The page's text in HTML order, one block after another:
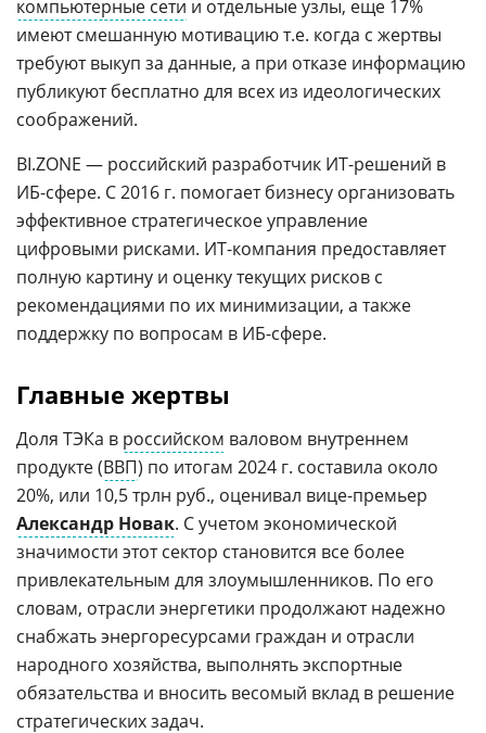
компьютерные сети и отдельные узлы, еще 17%
имеют смешанную мотивацию т.е. когда с жертвы
требуют выкуп за данные, а при отказе информацию
публикуют бесплатно для всех из идеологических
соображений.
BI.ZONE — российский разработчик ИТ-решений в
ИБ-сфере. С 2016 г. помогает бизнесу организовать
эффективное стратегическое управление
цифровыми рисками. ИТ-компания предоставляет
полную картину и оценку текущих рисков с
рекомендациями по их минимизации, а также
поддержку по вопросам в ИБ-сфере.
Главные жертвы
Доля ТЭКа в российском валовом внутреннем
продукте (ВВП) по итогам 2024 г. составила около
20%, или 10,5 трлн руб., оценивал вице-премьер
Александр Новак. С учетом экономической
значимости этот сектор становится все более
привлекательным для злоумышленников. По его
словам, отрасли энергетики продолжают надежно
снабжать энергоресурсами граждан и отрасли
народного хозяйства, выполнять экспортные
обязательства и вносить весомый вклад в решение
стратегических задач.